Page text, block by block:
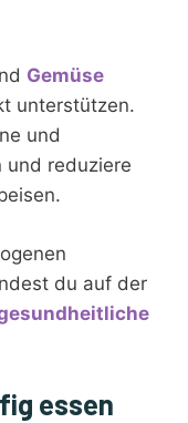
Gemüse
unterstützen.
und
und reduziere
du auf der
essen